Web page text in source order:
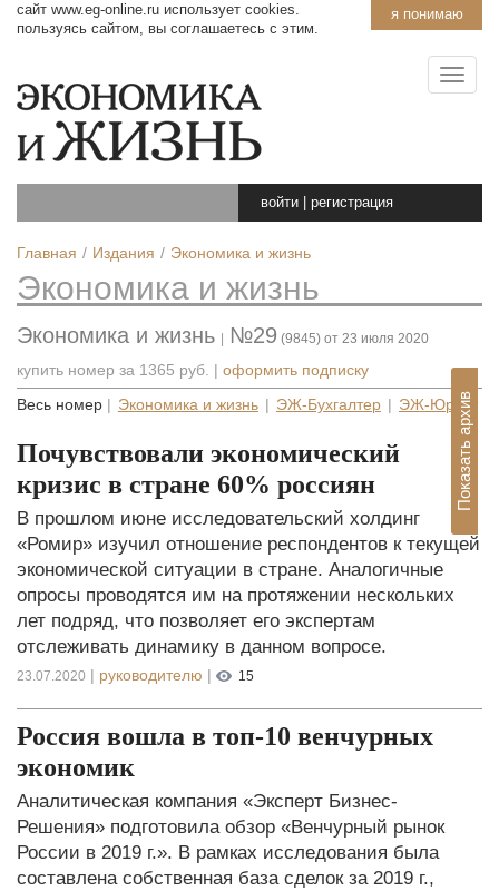
я понимаю
сайт www.eg-online.ru использует cookies.
пользуясь сайтом, вы соглашаетесь с этим.
войти регистрация
Главная Издания Экономика и жизнь
Экономика и жизнь
Экономика и жизнь №29 (9845) от 23 июля 2020
купить номер за 1365 руб. | оформить подписку
Весь номер Экономика и жизнь ЭЖ-Бухгалтер ЭЖ-Юрист
Показать архив
Почувствовали экономический
кризис в стране 60% россиян
В прошлом июне исследовательский холдинг
«Ромир» изучил отношение респондентов к текущей
экономической ситуации в стране. Аналогичные
опросы проводятся им на протяжении нескольких
лет подряд, что позволяет его экспертам
отслеживать динамику в данном вопросе.
23.07.2020 | руководителю | 15
Россия вошла в топ-10 венчурных
экономик
Аналитическая компания «Эксперт Бизнес-
Решения» подготовила обзор «Венчурный рынок
России в 2019 г.». В рамках исследования была
составлена собственная база сделок за 2019 г.,